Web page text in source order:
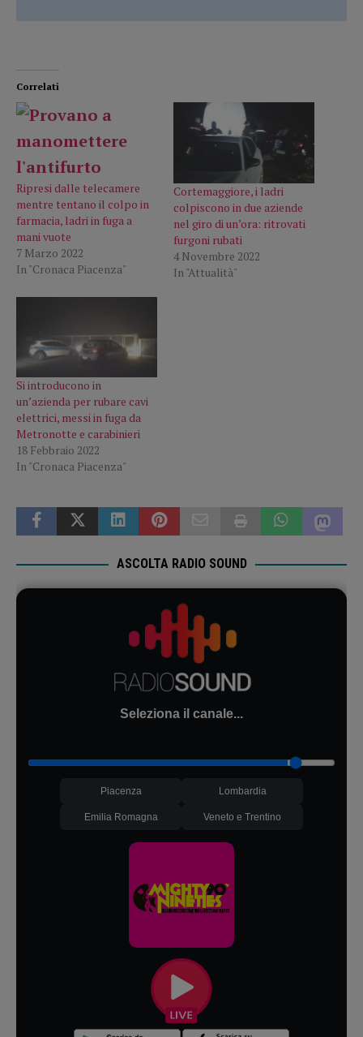
Correlati
Ripresi dalle telecamere
mentre tentano il colpo in
farmacia, ladri in fuga a
mani vuote
7 Marzo 2022
In "Cronaca Piacenza"
Cortemaggiore, i ladri
colpiscono in due aziende
nel giro di un’ora: ritrovati
furgoni rubati
4 Novembre 2022
In "Attualità"
Si introducono in
un’azienda per rubare cavi
elettrici, messi in fuga da
Metronotte e carabinieri
18 Febbraio 2022
In "Cronaca Piacenza"
ASCOLTA RADIO SOUND
Seleziona il canale...
Piacenza Lombardia
Emilia Romagna Veneto e Trentino